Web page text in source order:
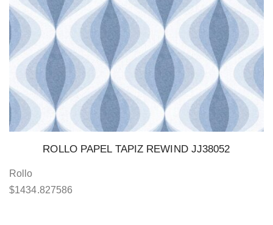
ROLLO PAPEL TAPIZ REWIND JJ38052
Rollo
$1434.827586